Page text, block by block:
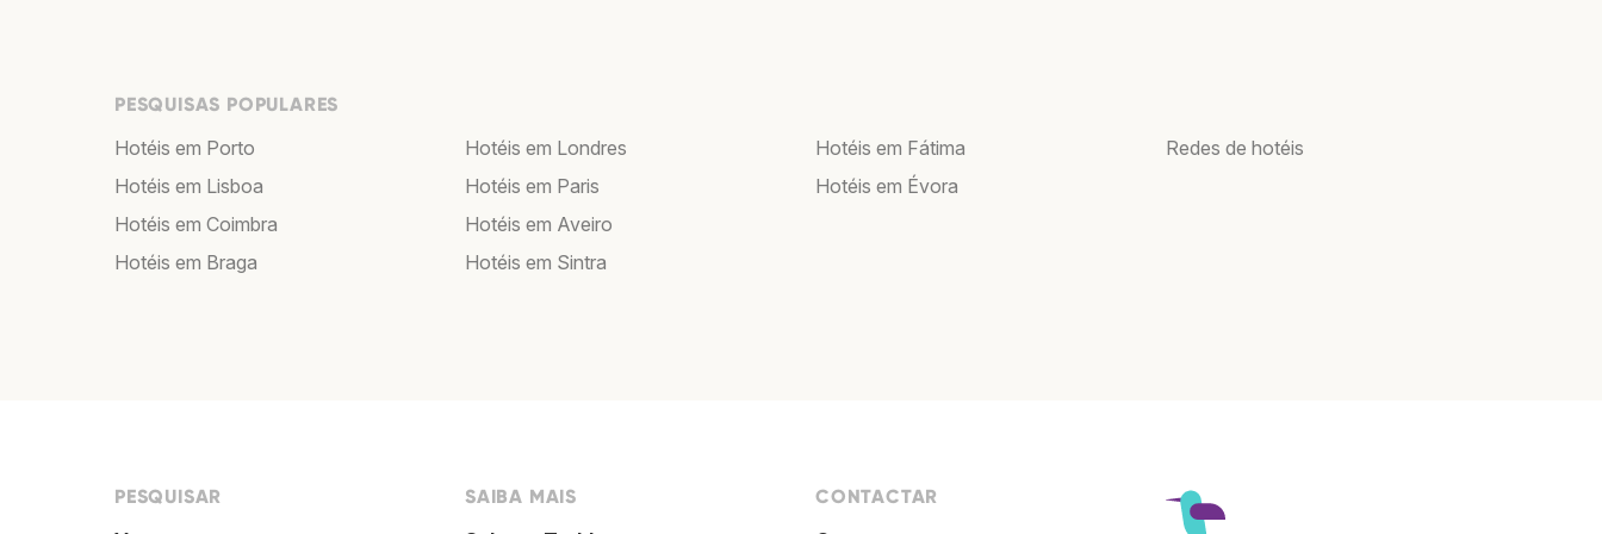
PESQUISAS POPULARES
Hotéis em Porto
Hotéis em Lisboa
Hotéis em Coimbra
Hotéis em Braga
Hotéis em Londres
Hotéis em Paris
Hotéis em Aveiro
Hotéis em Sintra
Hotéis em Fátima
Hotéis em Évora
Redes de hotéis
PESQUISAR SAIBA MAIS CONTACTAR